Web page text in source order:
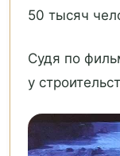
50 тысяч
Судя по
у